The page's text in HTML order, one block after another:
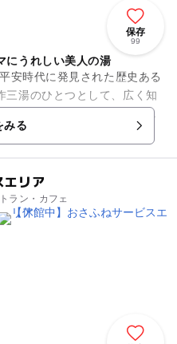
保存
99
にうれしい美人の湯
安時代に発見された歴史ある
三湯のひとつとして、広く知
閣」は、湯郷温泉きっての充
みる
エリア
ラン・カフェ